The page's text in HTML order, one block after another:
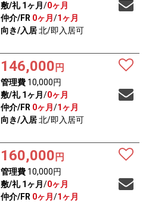
敷/礼 1ヶ月 /0ヶ月
仲介/FR 0ヶ月 /1ヶ月
向き/入居北/即入居可
146,000 円
管理費10,000円
敷/礼 1ヶ月 /0ヶ月
仲介/FR 0ヶ月 /1ヶ月
向き/入居北/即入居可
160,000 円
管理費10,000円
敷/礼 1ヶ月 /0ヶ月
仲介/FR 0ヶ月 /1ヶ月